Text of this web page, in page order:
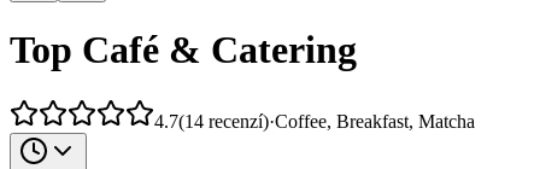
Top Café & Catering
4.7(14 recenzí)·Coffee, Breakfast, Matcha